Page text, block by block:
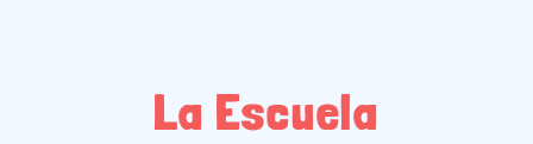
La Escuela